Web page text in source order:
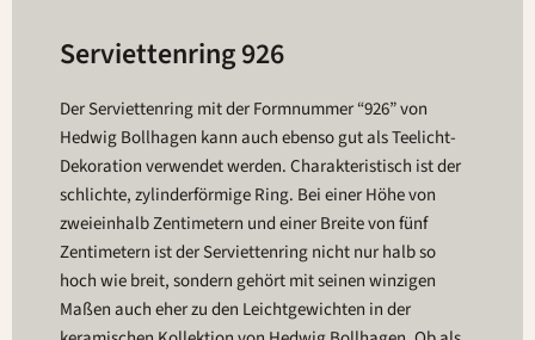
Serviettenring 926
Der Serviettenring mit der Formnummer “926” von
Hedwig Bollhagen kann auch ebenso gut als Teelicht-
Dekoration verwendet werden. Charakteristisch ist der
schlichte, zylinderförmige Ring. Bei einer Höhe von
zweieinhalb Zentimetern und einer Breite von fünf
Zentimetern ist der Serviettenring nicht nur halb so
hoch wie breit, sondern gehört mit seinen winzigen
Maßen auch eher zu den Leichtgewichten in der